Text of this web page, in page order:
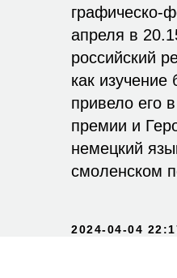
графическо-
апреля в
российский
как
привело его
премии и
немецкий
смоленском
2024-04-04